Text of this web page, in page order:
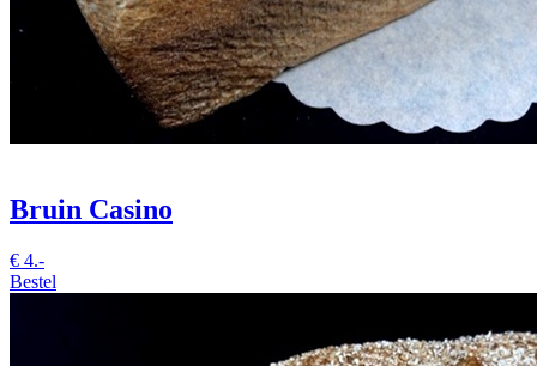
Bruin Casino
€ 4.-
Bestel